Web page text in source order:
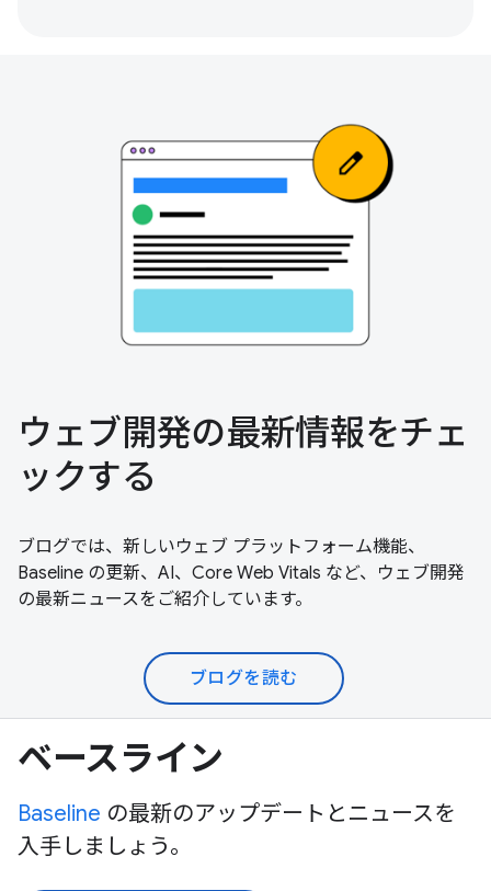
ウェブ開発の最新情報をチェ
ックする
ブログでは、新しいウェブ プラットフォーム機能、
Baseline の更新、AI、Core Web Vitals など、ウェブ開発
の最新ニュースをご紹介しています。
ブログを読む
ベースライン
Baseline の最新のアップデートとニュースを
入手しましょう。